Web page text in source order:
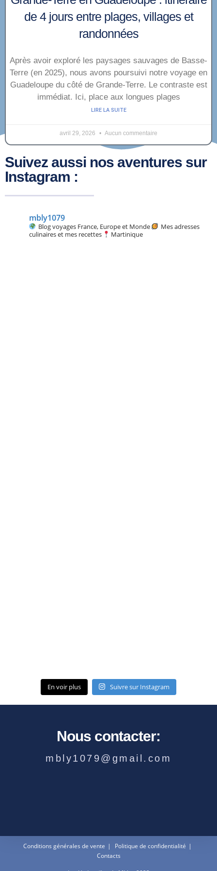
de 4 jours entre plages, villages et
randonnées
Après avoir exploré les paysages sauvages de Basse-
Terre (en 2025), nous avons poursuivi notre voyage en
Guadeloupe du côté de Grande-Terre. Le contraste est
immédiat. Ici, place aux longues plages
LIRE LA SUITE
avril 29, 2026 Aucun commentaire
Suivez aussi nos aventures sur
Instagram :
mbly1079
Blog voyages France, Europe et Monde
Mes adresses
culinaires et mes recettes
Martinique
En voir plus Suivre sur Instagram
Nous contacter:
mbly1079@gmail.com
Conditions générales de vente
Politique de confidentialité
Contacts